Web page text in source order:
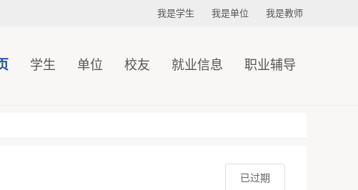
我是学生 我是单位 我是教师
学生 单位 校友 就业信息 职业辅导
已过期